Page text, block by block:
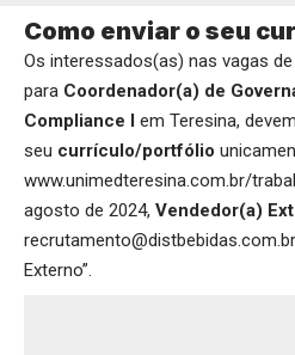
Como enviar o seu
Os interessados(as) nas vagas
para Coordenador(a) de
Compliance I em Teresina,
seu currículo/portfólio
www.unimedteresina.com.br/
agosto de 2024, Vendedor(a)
Externo”.